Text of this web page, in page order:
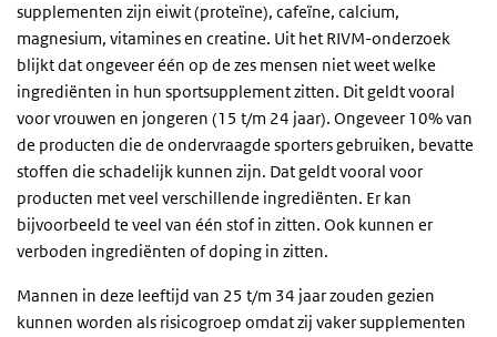
supplementen zijn eiwit (proteïne), cafeïne, calcium,
magnesium, vitamines en creatine. Uit het RIVM-onderzoek
blijkt dat ongeveer één op de zes mensen niet weet welke
ingrediënten in hun sportsupplement zitten. Dit geldt vooral
voor vrouwen en jongeren (15 t/m 24 jaar). Ongeveer 10% van
de producten die de ondervraagde sporters gebruiken, bevatte
stoffen die schadelijk kunnen zijn. Dat geldt vooral voor
producten met veel verschillende ingrediënten. Er kan
bijvoorbeeld te veel van één stof in zitten. Ook kunnen er
verboden ingrediënten of doping in zitten.
Mannen in deze leeftijd van 25 t/m 34 jaar zouden gezien
kunnen worden als risicogroep omdat zij vaker supplementen